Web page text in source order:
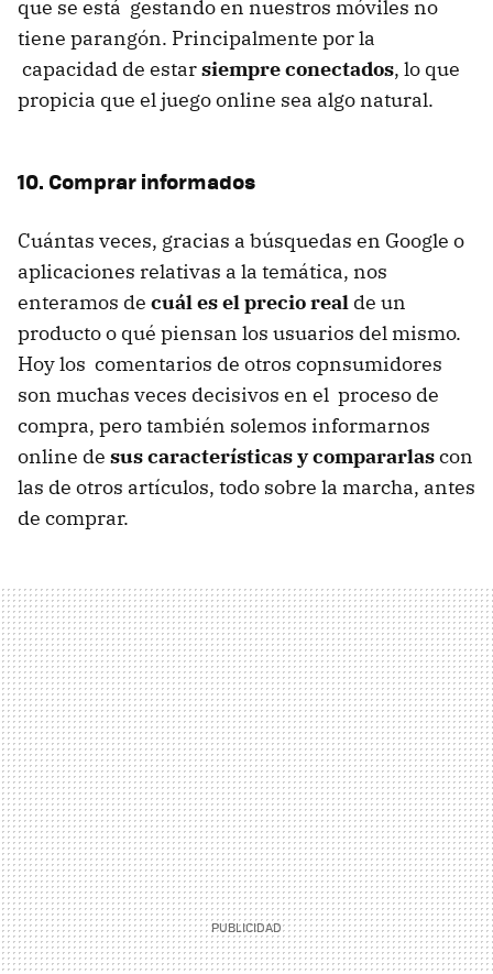
que se está gestando en nuestros móviles no
tiene parangón. Principalmente por la
capacidad de estarsiempre conectados, lo que
propicia que el juego online sea algo natural.
10. Comprar informados
Cuántas veces, gracias a búsquedas en Google o
aplicaciones relativas a la temática, nos
enteramos de cuál es el precio real de un
producto o qué piensan los usuarios del mismo.
Hoy los comentarios de otros copnsumidores
son muchas veces decisivos en el proceso de
compra, pero también solemos informarnos
online de sus características y compararlascon
las de otros artículos, todo sobre la marcha, antes
de comprar.